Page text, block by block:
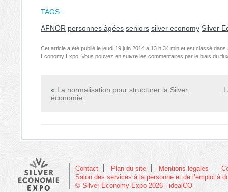
TAGS :
AFNOR personnes âgées seniors silver economy Silver
Cet article a été publié le jeudi 19 juin 2014 à 13 h 34 min et est classé dans
Economy Expo . Vous pouvez en suivre les commentaires par le biais du
« La normalisation pour structurer la Silver
économie
Contact Plan du site Mentions légales
Salon des services à la personne et de l’emploi à
© Silver Economy Expo 2026 - idealCO